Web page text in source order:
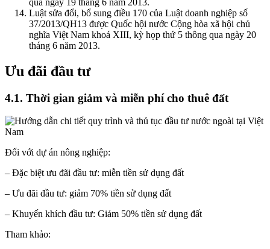
Luật sửa đổi, bổ sung điều 170 của Luật doanh nghiệp số
37/2013/QH13 được Quốc hội nước Cộng hòa xã hội chủ
nghĩa Việt Nam khoá XIII, kỳ họp thứ 5 thông qua ngày 20
tháng 6 năm 2013.
Ưu đãi đầu tư
4.1. Thời gian giảm và miễn phí cho thuê đất
Đối với dự án nông nghiệp:
– Đặc biệt ưu đãi đầu tư: miễn tiền sử dụng đất
– Ưu đãi đầu tư: giảm 70% tiền sử dụng đất
– Khuyến khích đầu tư: Giảm 50% tiền sử dụng đất
Tham khảo: